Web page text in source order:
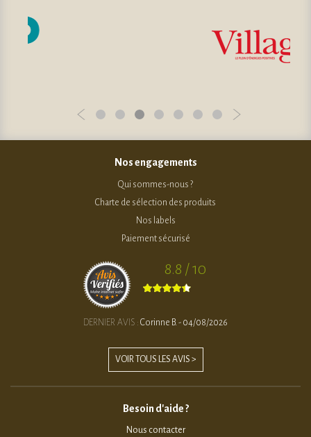
Nos engagements
Qui sommes-nous ?
Charte de sélection des produits
Nos labels
Paiement sécurisé
8.8 / 10
DERNIER AVIS : Corinne B. - 04/08/2026
VOIR TOUS LES AVIS >
Besoin d'aide ?
Nous contacter